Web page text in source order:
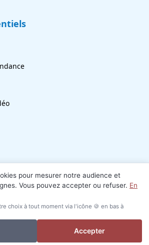
Je veux investir ou revendre
pour mesurer notre audience et
Vous pouvez accepter ou refuser. En
choix à tout moment via l'icône 🍪 en bas à
Accepter